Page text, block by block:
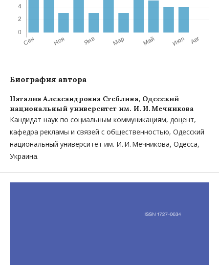
Биография автора
Наталия Александровна Стеблина, Одесский
национальный университет им. И. И. Мечникова
Кандидат наук по социальным коммуникациям, доцент,
кафедра рекламы и связей с общественностью, Одесский
национальный университет им. И. И. Мечникова, Одесса,
Украина.